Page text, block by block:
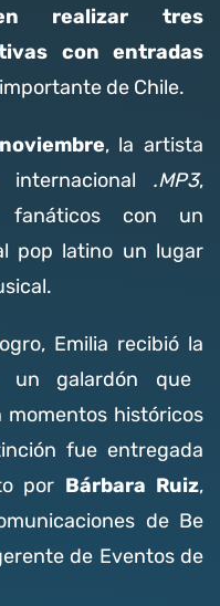
realizar tres
con entradas
de Chile.
, la artista
.MP3,
con un
pop latino un lugar
Emilia recibió la
un galardón que
históricos
fue entregada
por Bárbara Ruiz,
de Be
de Eventos de